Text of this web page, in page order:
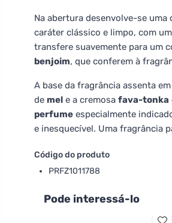
Na abertura desenvolve-se
caráter clássico e limpo, com
transfere suavemente para um
benjoim, que conferem à
A base da fragrância assenta
de mel e a cremosa fava-tonka
perfume especialmente
e inesquecível. Uma fragrância
Código do produto
PRFZ1011788
Pode interessá-lo